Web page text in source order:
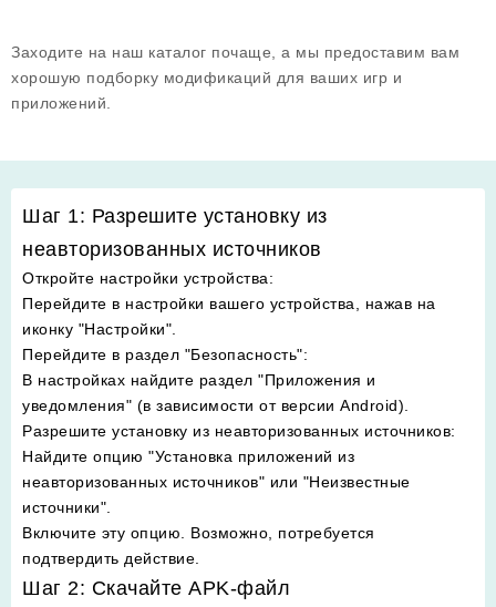
Заходите на наш каталог почаще, а мы предоставим вам
хорошую подборку модификаций для ваших игр и
приложений.
Шаг 1: Разрешите установку из
неавторизованных источников
Откройте настройки устройства:
Перейдите в настройки вашего устройства, нажав на
иконку "Настройки".
Перейдите в раздел "Безопасность":
В настройках найдите раздел "Приложения и
уведомления" (в зависимости от версии Android).
Разрешите установку из неавторизованных источников:
Найдите опцию "Установка приложений из
неавторизованных источников" или "Неизвестные
источники".
Включите эту опцию. Возможно, потребуется
подтвердить действие.
Шаг 2: Скачайте APK-файл